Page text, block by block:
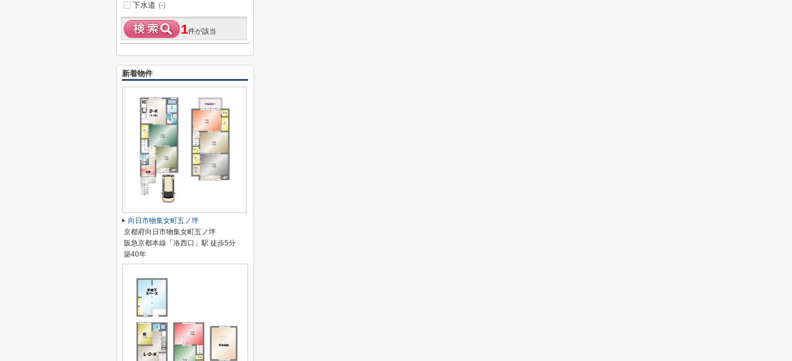
下水道 (-)
1件が該当
新着物件
向日市物集女町五ノ坪
京都府向日市物集女町五ノ坪
阪急京都本線「洛西口」駅 徒歩5分
築40年